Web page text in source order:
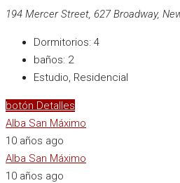
194 Mercer Street, 627 Broadway,
Dormitorios: 4
baños: 2
Estudio, Residencial
botón Detalles
Alba San Máximo
10 años ago
Alba San Máximo
10 años ago